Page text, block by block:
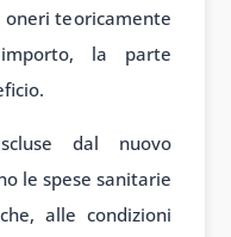
oneri teoricamente
la parte
dal nuovo
le spese sanitarie
alle condizioni